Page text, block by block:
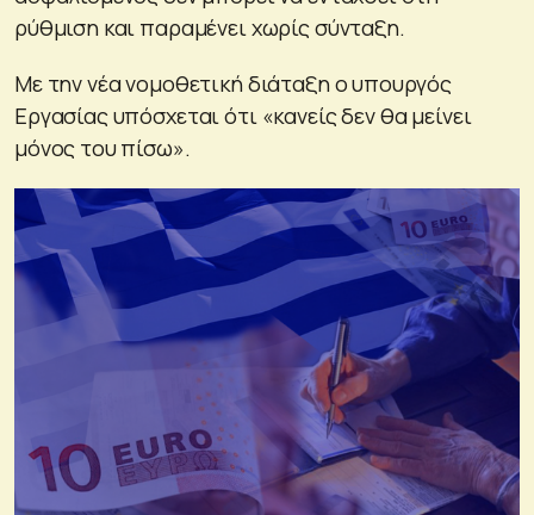
ρύθμιση και παραμένει χωρίς σύνταξη.
Με την νέα νομοθετική διάταξη ο υπουργός
Εργασίας υπόσχεται ότι «κανείς δεν θα μείνει
μόνος του πίσω».